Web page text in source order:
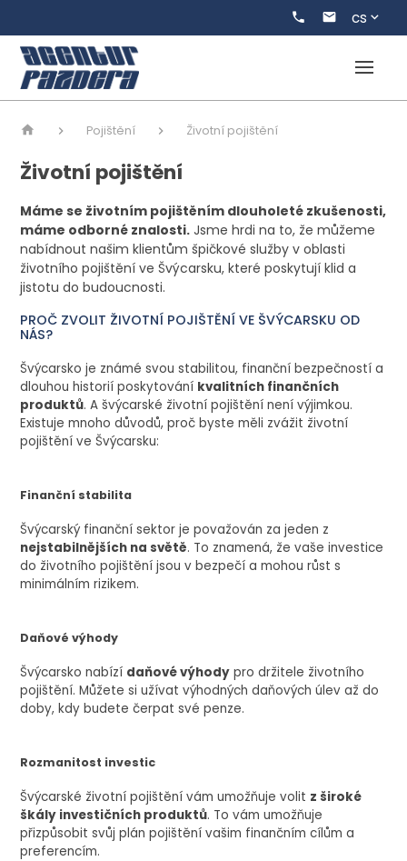
cs
Pojištění Životní pojištění
Životní pojištění
Máme se životním pojištěním dlouholeté zkušenosti,
máme odborné znalosti. Jsme hrdi na to, že můžeme
nabídnout našim klientům špičkové služby v oblasti
životního pojištění ve Švýcarsku, které poskytují klid a
jistotu do budoucnosti.
PROČ ZVOLIT ŽIVOTNÍ POJIŠTĚNÍ VE ŠVÝCARSKU OD
NÁS?
Švýcarsko je známé svou stabilitou, finanční bezpečností a
dlouhou historií poskytování kvalitních finančních
produktů. A švýcarské životní pojištění není výjimkou.
Existuje mnoho důvodů, proč byste měli zvážit životní
pojištění ve Švýcarsku:
Finanční stabilita
Švýcarský finanční sektor je považován za jeden z
nejstabilnějších na světě. To znamená, že vaše investice
do životního pojištění jsou v bezpečí a mohou růst s
minimálním rizikem.
Daňové výhody
Švýcarsko nabízí daňové výhody pro držitele životního
pojištění. Můžete si užívat výhodných daňových úlev až do
doby, kdy budete čerpat své penze.
Rozmanitost investic
Švýcarské životní pojištění vám umožňuje volit z široké
škály investičních produktů. To vám umožňuje
přizpůsobit svůj plán pojištění vašim finančním cílům a
preferencím.